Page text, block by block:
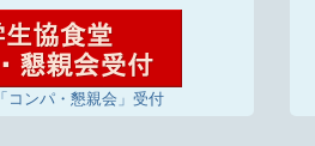
コンパ・懇親会」受付